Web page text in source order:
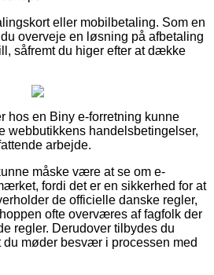
eller mobilbetaling. Som en
overveje en løsning på afbetaling
såfremt du higer efter at dække
hos en Biny e-forretning kunne
webbutikkens handelsbetingelser,
arbejde.
måske være at se om e-
fordi det er en sikkerhed for at
de officielle danske regler,
ofte overværes af fagfolk der
regler. Derudover tilbydes du
du møder besvær i processen med